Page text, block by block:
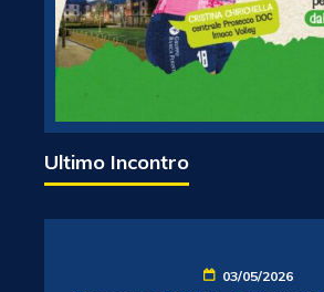
Ultimo Incontro
03/05/2026